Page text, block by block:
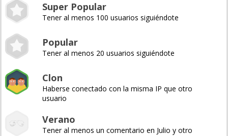
Super Popular
Tener al menos 100 usuarios siguiéndote
Popular
Tener al menos 20 usuarios siguiéndote
Clon
Haberse conectado con la misma IP que otro
usuario
Verano
Tener al menos un comentario en Julio y otro